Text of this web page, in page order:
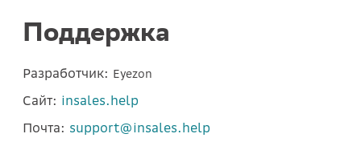
Поддержка
Разработчик: Eyezon
Сайт: insales.help
Почта: support@insales.help